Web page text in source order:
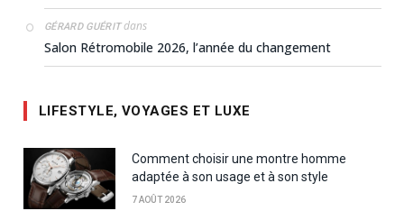
GÉRARD GUÉRITdans
Salon Rétromobile 2026, l’année du changement
LIFESTYLE, VOYAGES ET LUXE
Comment choisir une montre homme
adaptée à son usage et à son style
7 AOÛT 2026